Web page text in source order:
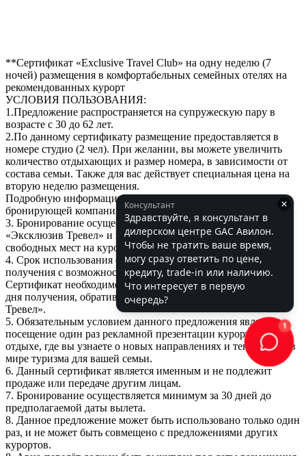
**Сертификат «Exclusive Travel Club» на одну неделю (7
ночей) размещения в комфортабельных семейных отелях на
рекомендованных курорт
УСЛОВИЯ ПОЛЬЗОВАНИЯ:
1.Предложение распространяется на супружескую пару в
возрасте с 30 до 62 лет.
2.По данному сертификату размещение предоставляется в
номере студио (2 чел). При желании, вы можете увеличить
количество отдыхающих и размер номера, в зависимости от
состава семьи. Также для вас действует специальная цена на
вторую неделю размещения.
Подробную информацию вы можете получить у менеджеров
бронирующей компании.
3. Бронирование осуществляется через компанию ООО
«Эксклюзив Тревел» и предоставляется при наличии
свободных мест на курортах.
4. Срок использования сертификата 3 месяца от даты
получения с возможностью продления (уточняйте условия).
Сертификат необходимо активировать в течение 14 дней со
дня получения, обратившись в компанию ООО «Эксклюзив
Тревел».
5. Обязательным условием данного предложения является
посещение один раз рекламной презентации курорта на
отдыхе, где вы узнаете о новых направлениях и тенденциях в
мире туризма для вашей семьи.
6. Данный сертификат является именным и не подлежит
продаже или передаче другим лицам.
7. Бронирование осуществляется минимум за 30 дней до
предполагаемой даты вылета.
8. Данное предложение может быть использовано только один
раз, и не может быть совмещено с предложениями других
курортов.